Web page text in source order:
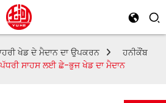
ਖੇਡ ਦੇ ਮੈਦਾਨ ਦਾ ਉਪਕਰਨ
ਹਨੀਕੌਂਬ
ਸਾਹਸ ਲਈ ਛੇ-ਭੁਜ ਖੇਡ ਦਾ ਮੈਦਾਨ